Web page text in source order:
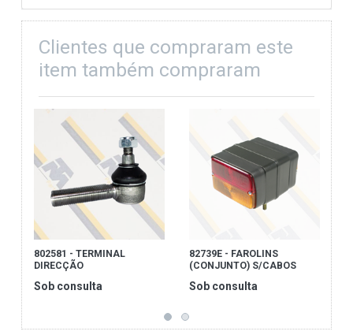
Clientes que compraram este
item também compraram
802581 - TERMINAL
DIRECÇÃO
Sob consulta
82739E - FAROLINS
(CONJUNTO) S/CABOS
Sob consulta